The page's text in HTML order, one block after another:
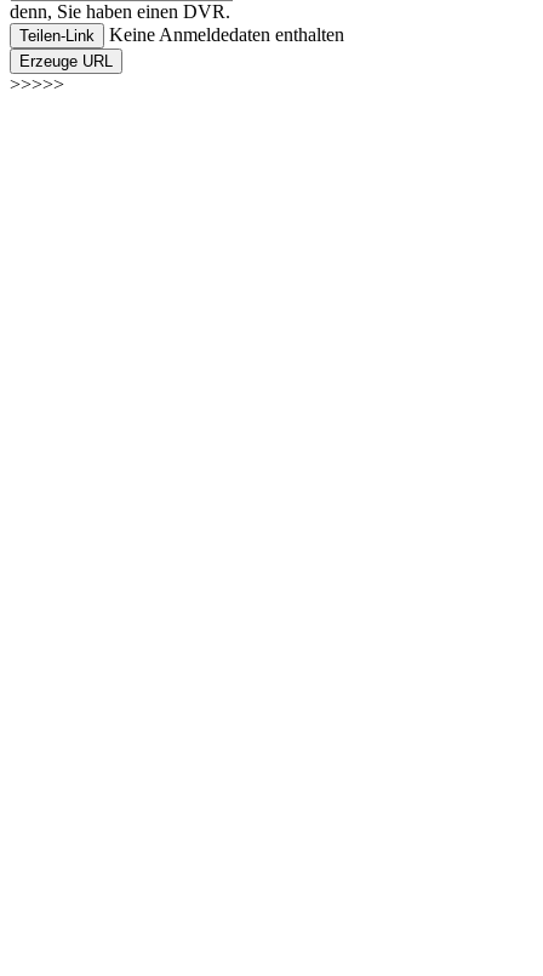
denn, Sie haben einen DVR.
Teilen-Link Keine Anmeldedaten enthalten
Erzeuge URL
>>>>>